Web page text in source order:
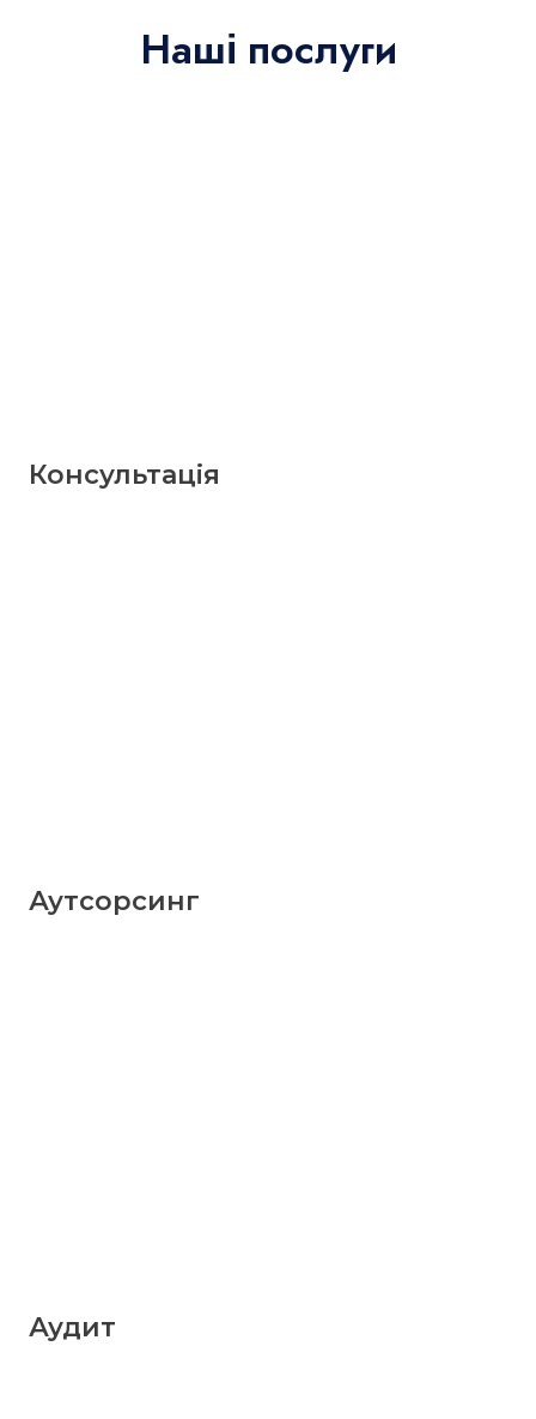
Наші послуги
Консультація
Аутсорсинг
Аудит